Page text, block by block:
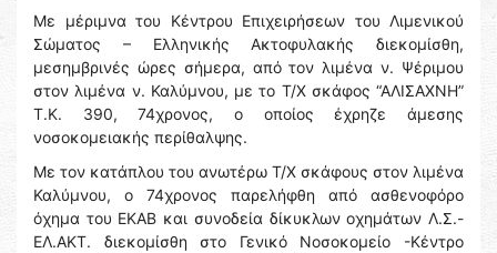
Με μέριμνα του Κέντρου Επιχειρήσεων του Λιμενικού
Σώματος – Ελληνικής Ακτοφυλακής διεκομίσθη,
μεσημβρινές ώρες σήμερα, από τον λιμένα ν. Ψέριμου
στον λιμένα ν. Καλύμνου, με το Τ/Χ σκάφος “ΑΛΙΣΑΧΝΗ”
Τ.Κ. 390, 74χρονος, ο οποίος έχρηζε άμεσης
νοσοκομειακής περίθαλψης.
Με τον κατάπλου του ανωτέρω Τ/Χ σκάφους στον λιμένα
Καλύμνου, ο 74χρονος παρελήφθη από ασθενοφόρο
όχημα του ΕΚΑΒ και συνοδεία δίκυκλων οχημάτων Λ.Σ.-
ΕΛ.ΑΚΤ. διεκομίσθη στο Γενικό Νοσοκομείο -Κέντρο